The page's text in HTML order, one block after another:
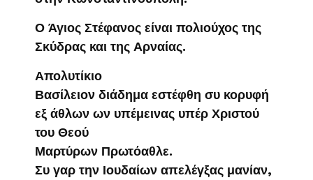
Ο Άγιος Στέφανος είναι πολιούχος της
Σκύδρας και της Αρναίας.
Απολυτίκιο
Βασίλειον διάδημα εστέφθη συ κορυφή
εξ άθλων ων υπέμεινας υπέρ Χριστού
του Θεού
Μαρτύρων Πρωτόαθλε.
Συ γαρ την Ιουδαίων απελέγξας μανίαν,